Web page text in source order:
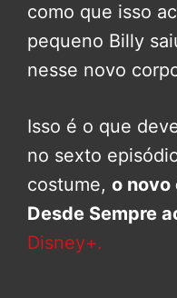
como que isso
pequeno Billy
nesse novo
Isso é o que
no sexto
costume, o novo
Desde Sempre
Disney+.